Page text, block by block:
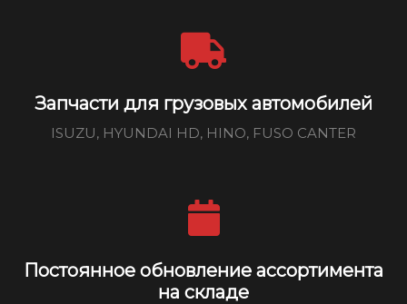
Запчасти для грузовых автомобилей
ISUZU, HYUNDAI HD, HINO, FUSO CANTER
Постоянное обновление ассортимента
на складе